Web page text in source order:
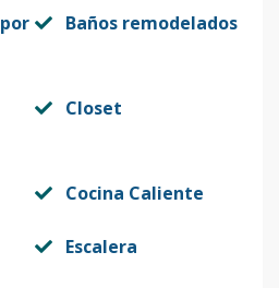
Baños remodelados
Closet
Cocina Caliente
Escalera